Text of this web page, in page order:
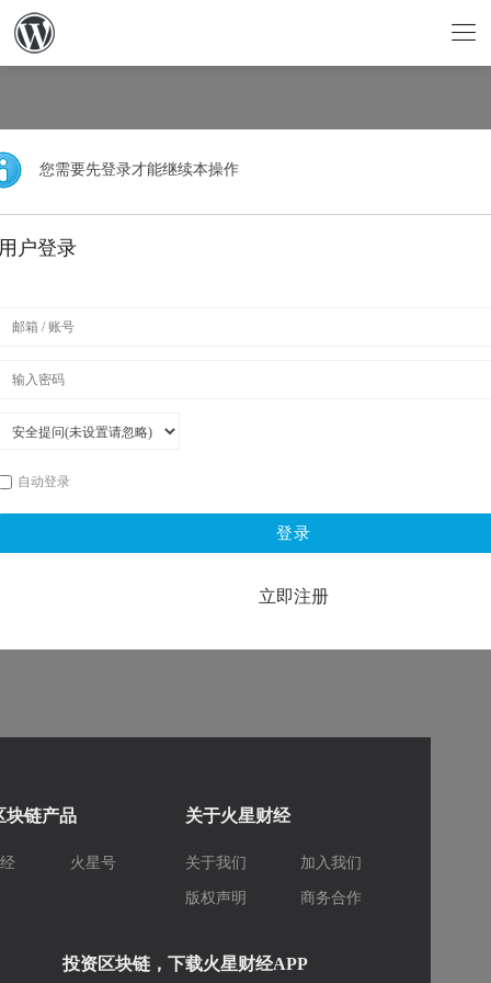
您需要先登录才能继续本操作
户登录
自动登录
登录
立即注册
块链产品
火星号
关于火星财经
关于我们 加入我们
版权声明 商务合作
投资区块链，下载火星财经APP